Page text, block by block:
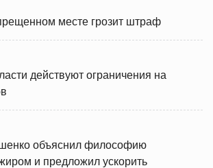
месте грозит штраф
действуют ограничения на
объяснил философию
и предложил ускорить